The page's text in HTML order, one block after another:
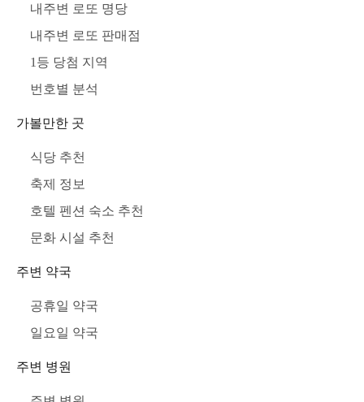
내주변 로또 명당
내주변 로또 판매점
1등 당첨 지역
번호별 분석
가볼만한 곳
식당 추천
축제 정보
호텔 펜션 숙소 추천
문화 시설 추천
주변 약국
공휴일 약국
일요일 약국
주변 병원